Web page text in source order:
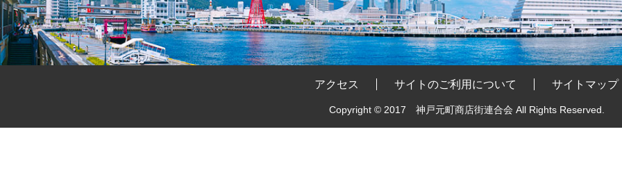
アクセス サイトのご利用について サイトマップ
Copyright © 2017 神戸元町商店街連合会 All Rights Reserved.